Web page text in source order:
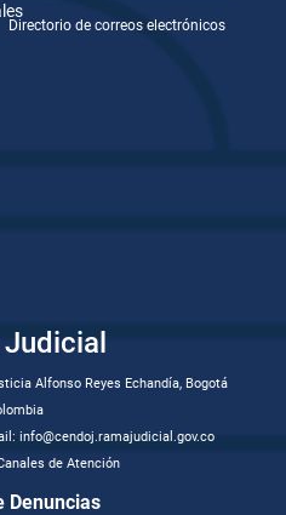
Directorio de correos electrónicos
Judicial
Alfonso Reyes Echandía, Bogotá
info@cendoj.ramajudicial.gov.co
de Atención
Denuncias